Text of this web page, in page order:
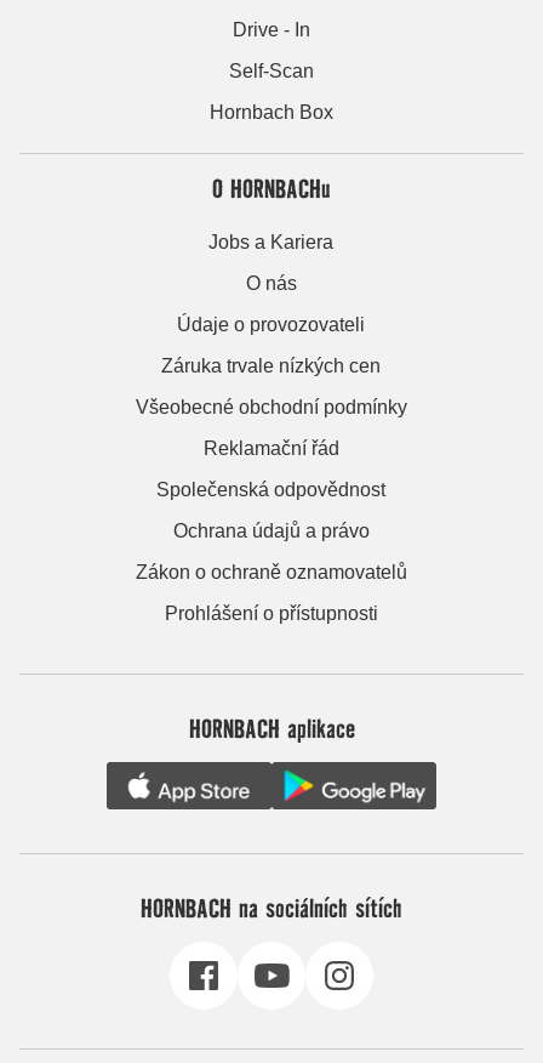
Drive - In
Self-Scan
Hornbach Box
O HORNBACHu
Jobs a Kariera
O nás
Údaje o provozovateli
Záruka trvale nízkých cen
Všeobecné obchodní podmínky
Reklamační řád
Společenská odpovědnost
Ochrana údajů a právo
Zákon o ochraně oznamovatelů
Prohlášení o přístupnosti
HORNBACH aplikace
HORNBACH na sociálních sítích